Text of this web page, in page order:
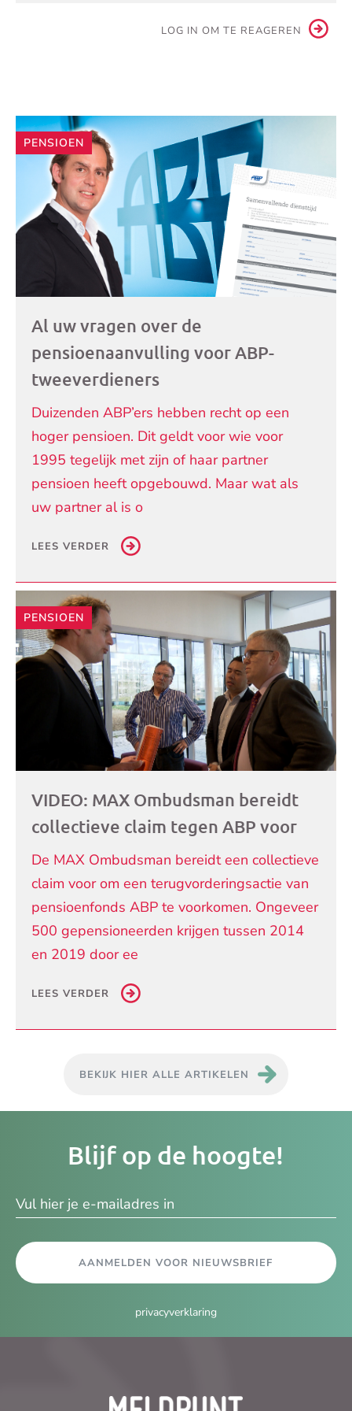
LOG IN OM TE REAGEREN
Andere
artikelen
PENSIOEN
Al uw vragen over de
pensioenaanvulling voor ABP-
tweeverdieners
Duizenden ABP’ers hebben recht op een
hoger pensioen. Dit geldt voor wie voor
1995 tegelijk met zijn of haar partner
pensioen heeft opgebouwd. Maar wat als
uw partner al is o
LEES VERDER
PENSIOEN
VIDEO: MAX Ombudsman bereidt
collectieve claim tegen ABP voor
De MAX Ombudsman bereidt een collectieve
claim voor om een terugvorderingsactie van
pensioenfonds ABP te voorkomen. Ongeveer
500 gepensioneerden krijgen tussen 2014
en 2019 door ee
LEES VERDER
BEKIJK HIER ALLE ARTIKELEN
Blijf op de hoogte!
AANMELDEN VOOR NIEUWSBRIEF
privacyverklaring